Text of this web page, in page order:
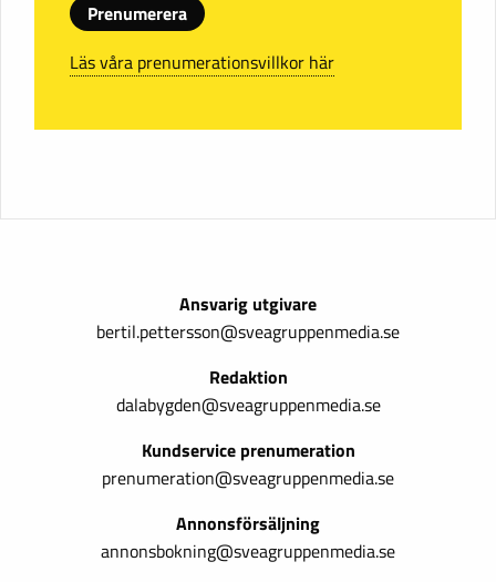
Prenumerera
Läs våra prenumerationsvillkor här
Ansvarig utgivare
bertil.pettersson@sveagruppenmedia.se
Redaktion
dalabygden@sveagruppenmedia.se
Kundservice prenumeration
prenumeration@sveagruppenmedia.se
Annonsförsäljning
annonsbokning@sveagruppenmedia.se